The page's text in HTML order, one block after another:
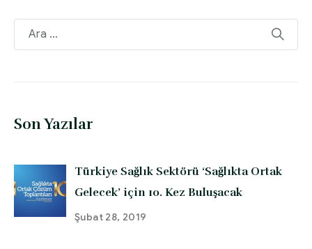
Son Yazılar
Türkiye Sağlık Sektörü ‘Sağlıkta Ortak
Gelecek’ için 10. Kez Buluşacak
Şubat 28, 2019